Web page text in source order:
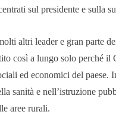
sul presidente e sulla
altri leader e gran parte
così a lungo solo perché il
ed economici del paese.
sanità e nell’istruzione
aree rurali.